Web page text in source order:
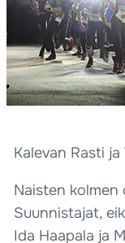
Kalevan Rasti
Naisten kolmen
Suunnistajat,
Ida Haapala ja